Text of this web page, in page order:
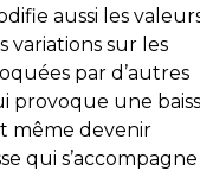
aussi les
variations sur les
par d’autres
provoque une
même devenir
qui s’accompagne